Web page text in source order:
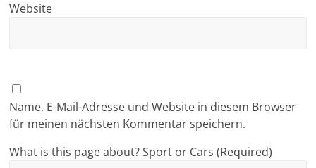
Website
Name, E-Mail-Adresse und Website in diesem Browser
für meinen nächsten Kommentar speichern.
What is this page about? Sport or Cars (Required)